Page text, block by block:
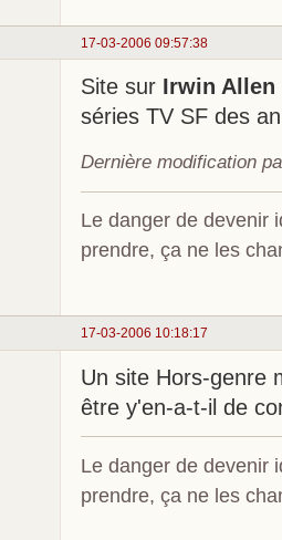
17-03-2006 09:57:38
Site sur Irwin Allen
séries TV SF des
Dernière modification
Le danger de devenir
prendre, ça ne les
17-03-2006 10:18:17
Un site Hors-genre
être y'en-a-t-il de
Le danger de devenir
prendre, ça ne les